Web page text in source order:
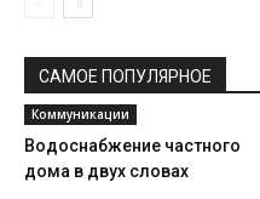
САМОЕ ПОПУЛЯРНОЕ
Коммуникации
Водоснабжение частного
дома в двух словах